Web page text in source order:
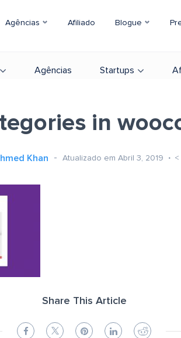
Agências Afiliado Blogue
Agências Startups
in
Khan Atualizado em Abril 3, 2019 <
Share This Article